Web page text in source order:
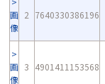
画
像
2 7640330386196
画
像
3 4901411153568